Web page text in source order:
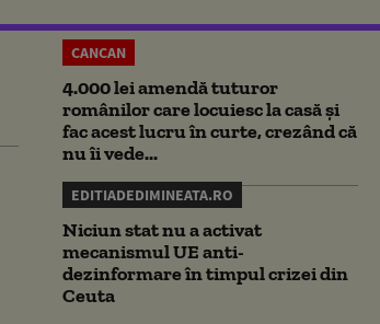
CANCAN
4.000 lei amendă tuturor
românilor care locuiesc la casă și
fac acest lucru în curte, crezând că
nu îi vede...
EDITIADEDIMINEATA.RO
Niciun stat nu a activat
mecanismul UE anti-
dezinformare în timpul crizei din
Ceuta